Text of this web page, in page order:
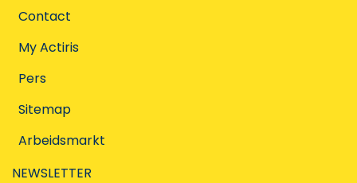
Contact
My Actiris
Pers
Sitemap
Arbeidsmarkt
NEWSLETTER